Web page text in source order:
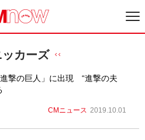
ッカーズ
撃の巨人」に出現 “進撃の夫
CMニュース 2019.10.01